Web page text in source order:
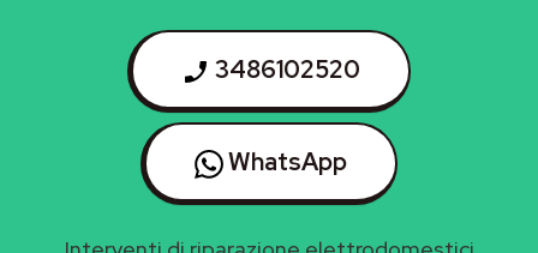
3486102520
WhatsApp